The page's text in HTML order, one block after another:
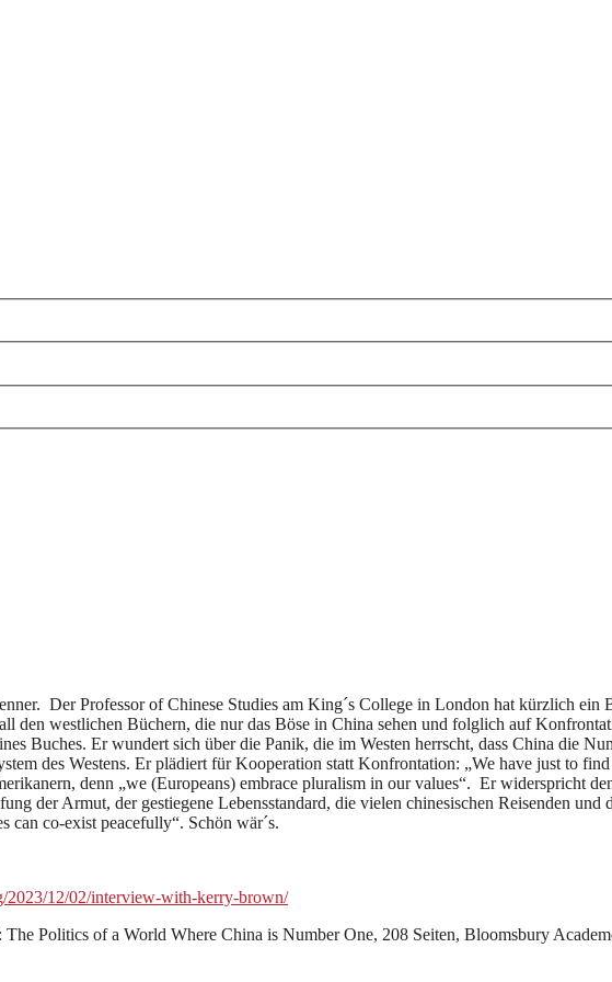
Der Professor of Chinese Studies am King´s College in London hat kürzlich ein
den westlichen Büchern, die nur das Böse in China sehen und folglich auf
Buches. Er wundert sich über die Panik, die im Westen herrscht, dass China die
des Westens. Er plädiert für Kooperation statt Konfrontation: „We have just to
denn „we (Europeans) embrace pluralism in our values“. Er widerspricht
der Armut, der gestiegene Lebensstandard, die vielen chinesischen Reisenden
co-exist peacefully“. Schön wär´s.
2023/12/02/interview-with-kerry-brown/
Politics of a World Where China is Number One, 208 Seiten, Bloomsbury